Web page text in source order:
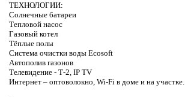
ТЕХНОЛОГИИ:
Солнечные батареи
Тепловой насос
Газовый котел
Тёплые полы
Система очистки воды Ecosoft
Автополив газонов
Телевидение - Т-2, IP TV
Интернет – оптоволокно, Wi-Fi в доме и на участке.